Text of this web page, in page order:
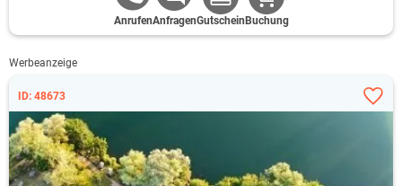
AnrufenAnfragenGutschein Buchung
Werbeanzeige
ID: 48673